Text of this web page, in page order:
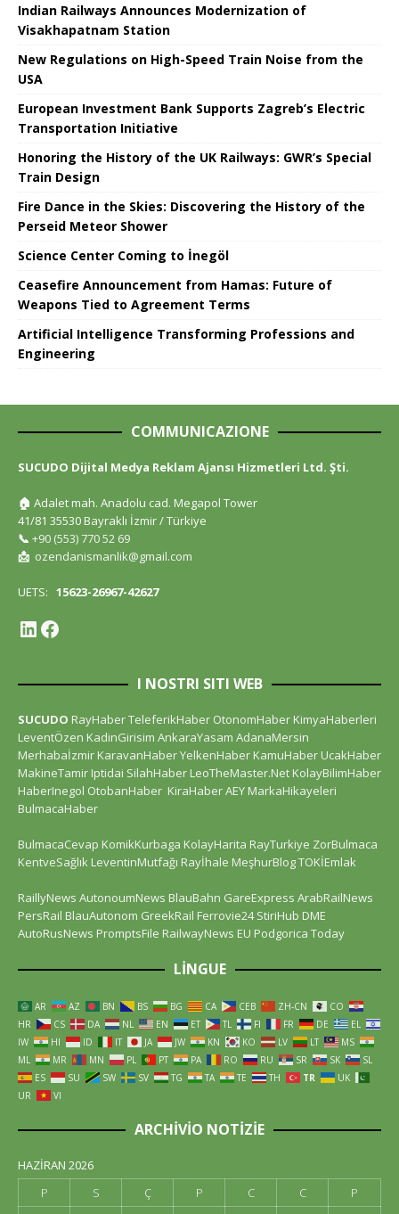
Indian Railways Announces Modernization of
Visakhapatnam Station
New Regulations on High-Speed ​​Train Noise from the
USA
European Investment Bank Supports Zagreb’s Electric
Transportation Initiative
Honoring the History of the UK Railways: GWR’s Special
Train Design
Fire Dance in the Skies: Discovering the History of the
Perseid Meteor Shower
Science Center Coming to İnegöl
Ceasefire Announcement from Hamas: Future of
Weapons Tied to Agreement Terms
Artificial Intelligence Transforming Professions and
Engineering
COMMUNICAZIONE
SUCUDO Dijital Medya Reklam Ajansı Hizmetleri Ltd. Şti.
🏠 Adalet mah. Anadolu cad. Megapol Tower
41/81 35530 Bayraklı İzmir / Türkiye
📞 +90 (553) 770 52 69
📩 ozendanismanlik@gmail.com
UETS: 15623-26967-42627
I NOSTRI SITI WEB
SUCUDO RayHaberTeleferikHaber OtonomHaber KimyaHaberleri
LeventÖzen KadinGirisim AnkaraYasam AdanaMersin
Merhabaİzmir KaravanHaberYelkenHaber KamuHaber UcakHaber
MakineTamir Iptidai SilahHaber LeoTheMaster.Net KolayBilimHaber
HaberInegol OtobanHaber KiraHaberAEY MarkaHikayeleri
BulmacaHaber
BulmacaCevap KomikKurbaga KolayHarita RayTurkiye ZorBulmaca
KentveSağlık LeventinMutfağı Rayİhale MeşhurBlogTOKİEmlak
RaillyNews AutonoumNews BlauBahn GareExpress ArabRailNews
PersRail BlauAutonom GreekRail Ferrovie24 StiriHub DME
AutoRusNews PromptsFile RailwayNews EU Podgorica Today
LINGUE
AR AZ BN BS BG CA CEB ZH-CN
CO
HR
CS DA NL EN ET TL FI FR DE
EL
IW
HI ID IT JA JW KN KO LV LT
MS
ML
MR MN PL PT PA RO RU SR SK
SL
ES
SU SW SV TG TA TE TH TR
UK
UR
VI
ARCHIVIO NOTIZIE
HAZIRAN 2026
P
S Ç P C C
P